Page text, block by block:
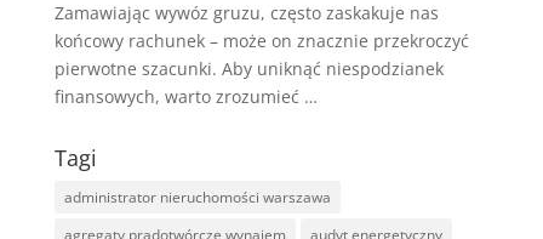
Zamawiając wywóz gruzu, często zaskakuje nas
końcowy rachunek – może on znacznie przekroczyć
pierwotne szacunki. Aby uniknąć niespodzianek
finansowych, warto zrozumieć …
Tagi
administrator nieruchomości warszawa